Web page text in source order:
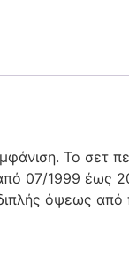
Το σετ
07/1999 έως
όψεως από